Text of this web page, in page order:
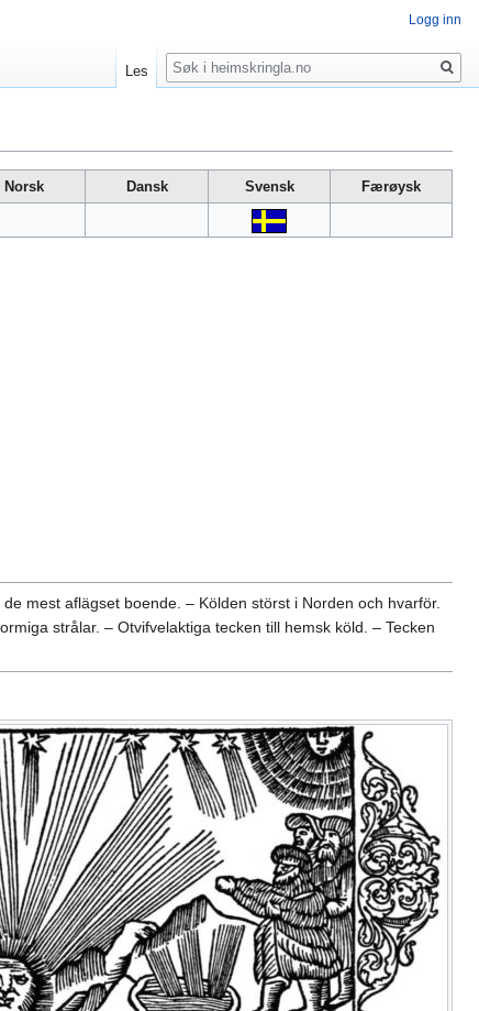
Norsk Dansk Svensk
Færøysk
mest aflägset boende. – Kölden störst i Norden och hvarför.
strålar. – Otvifvelaktiga tecken till hemsk köld. – Tecken
Logg inn
Les
Søk